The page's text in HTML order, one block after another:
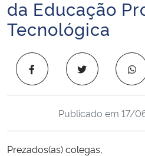
Ministério da Educação
Ministério da Cidadania
Ministério da Saúde
Ministério de Minas e Energia
Ministério da Ciência, Tecnologia,
da Educação
Tecnológica
Publicado em 17/
Prezados(as) colegas,